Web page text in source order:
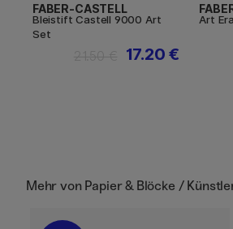
FABER-CASTELL
Bleistift Castell 9000 Art
Set
17.20 €
Art
Mehr von Papier & Blöcke /